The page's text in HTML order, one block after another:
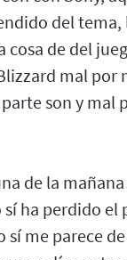
del
de del
mal por
son y mal
de la
ha perdido el
me parece